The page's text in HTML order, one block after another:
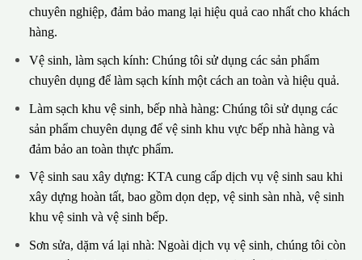
chuyên nghiệp, đảm bảo mang lại hiệu quả cao nhất cho khách
hàng.
Vệ sinh, làm sạch kính: Chúng tôi sử dụng các sản phẩm
chuyên dụng để làm sạch kính một cách an toàn và hiệu quả.
Làm sạch khu vệ sinh, bếp nhà hàng: Chúng tôi sử dụng các
sản phẩm chuyên dụng để vệ sinh khu vực bếp nhà hàng và
đảm bảo an toàn thực phẩm.
Vệ sinh sau xây dựng: KTA cung cấp dịch vụ vệ sinh sau khi
xây dựng hoàn tất, bao gồm dọn dẹp, vệ sinh sàn nhà, vệ sinh
khu vệ sinh và vệ sinh bếp.
Sơn sửa, dặm vá lại nhà: Ngoài dịch vụ vệ sinh, chúng tôi còn